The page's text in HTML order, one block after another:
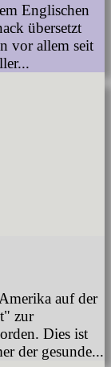
Englischen
übersetzt
vor allem seit
auf der
zur
Dies ist
der gesunde...